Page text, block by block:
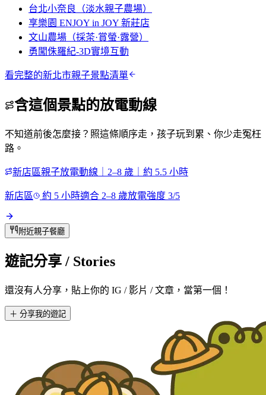
台北小奈良（淡水親子農場）
享樂園 ENJOY in JOY 新莊店
文山農場（採茶·賞螢·露營）
勇闖侏羅紀-3D實境互動
看完整的新北市親子景點清單
含這個景點的放電動線
不知道前後怎麼接？照這條順序走，孩子玩到累、你少走冤枉
路。
新店區親子放電動線｜2–8 歲｜約 5.5 小時
新店區 約 5 小時適合 2–8 歲放電強度 3/5
附近親子餐廳
遊記分享 / Stories
還沒有人分享，貼上你的 IG / 影片 / 文章，當第一個！
＋ 分享我的遊記